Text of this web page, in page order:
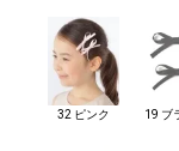
32 ピンク 19 ブ